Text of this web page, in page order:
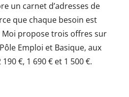
un carnet d’adresses de
que chaque besoin est
Moi propose trois offres sur
Emploi et Basique, aux
€, 1 690 € et 1 500 €.